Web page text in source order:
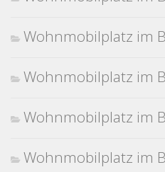
Wohnmobilplatz im
Wohnmobilplatz im
Wohnmobilplatz im
Wohnmobilplatz im